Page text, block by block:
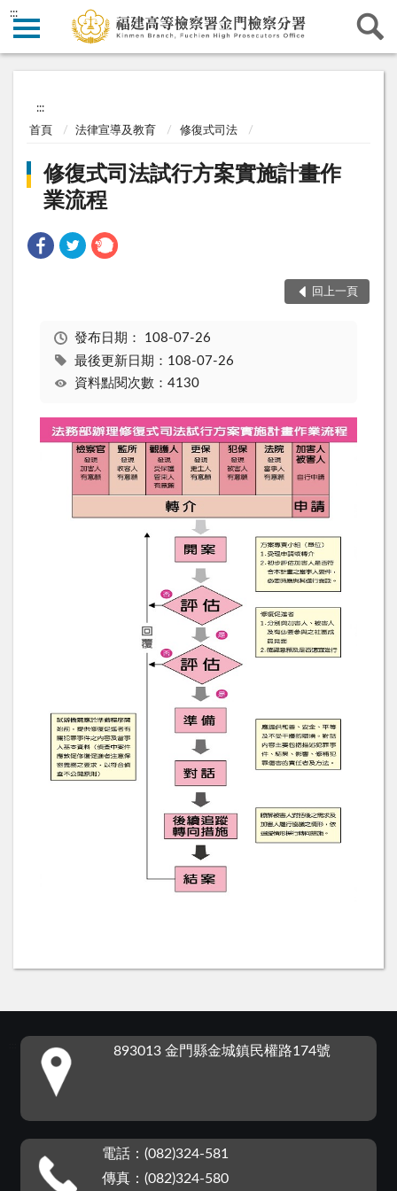
:::
:::
首頁 法律宣導及教育 修復式司法
修復式司法試行方案實施計畫作
業流程
回上一頁
發布日期： 108-07-26
最後更新日期：108-07-26
資料點閱次數：4130
893013 金門縣金城鎮民權路174號
電話：(082)324-581
傳真：(082)324-580